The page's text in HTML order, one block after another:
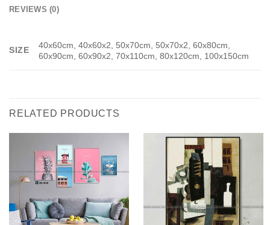
REVIEWS (0)
SIZE
40x60cm, 40x60x2, 50x70cm, 50x70x2, 60x80cm,
60x90cm, 60x90x2, 70x110cm, 80x120cm, 100x150cm
RELATED PRODUCTS